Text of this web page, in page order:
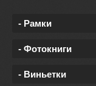
- Рамки
- Фотокниги
- Виньетки